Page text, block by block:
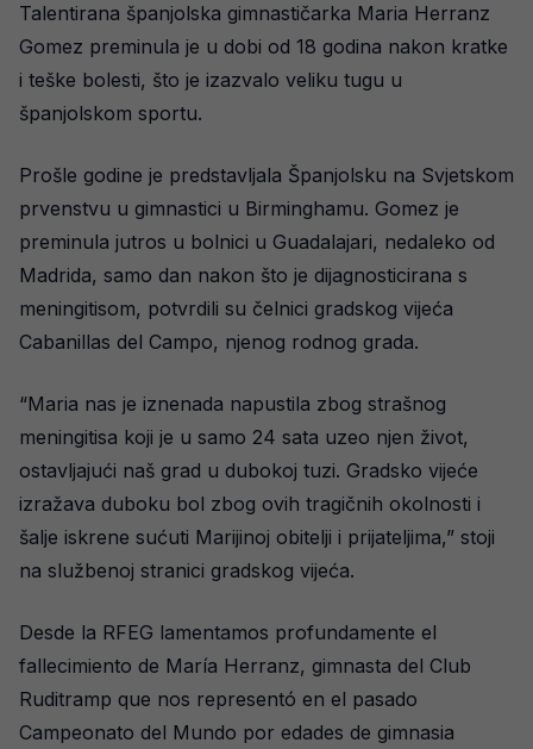
Talentirana španjolska gimnastičarka Maria Herranz
Gomez preminula je u dobi od 18 godina nakon kratke
i teške bolesti, što je izazvalo veliku tugu u
španjolskom sportu.
Prošle godine je predstavljala Španjolsku na Svjetskom
prvenstvu u gimnastici u Birminghamu. Gomez je
preminula jutros u bolnici u Guadalajari, nedaleko od
Madrida, samo dan nakon što je dijagnosticirana s
meningitisom, potvrdili su čelnici gradskog vijeća
Cabanillas del Campo, njenog rodnog grada.
“Maria nas je iznenada napustila zbog strašnog
meningitisa koji je u samo 24 sata uzeo njen život,
ostavljajući naš grad u dubokoj tuzi. Gradsko vijeće
izražava duboku bol zbog ovih tragičnih okolnosti i
šalje iskrene sućuti Marijinoj obitelji i prijateljima,” stoji
na službenoj stranici gradskog vijeća.
Desde la RFEG lamentamos profundamente el
fallecimiento de María Herranz, gimnasta del Club
Ruditramp que nos representó en el pasado
Campeonato del Mundo por edades de gimnasia